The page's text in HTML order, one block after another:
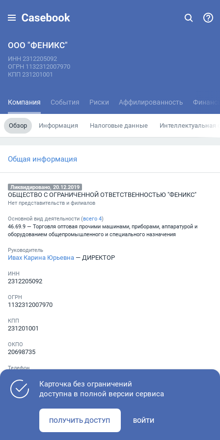
ООО "ФЕНИКС"
ИНН 2312205092
ОГРН 1132312007970
КПП 231201001
Компания События Риски Аффилированность
Обзор Информация Налоговые данные Интеллектуальная
Общая информация
Ликвидировано, 20.12.2019
ОБЩЕСТВО С ОГРАНИЧЕННОЙ ОТВЕТСТВЕННОСТЬЮ "ФЕНИКС"
Нет представительств и филиалов
Основной вид деятельности (всего 4)
46.69.9 — Торговля оптовая прочими машинами, приборами, аппаратурой и
оборудованием общепромышленного и специального назначения
Руководитель
Ивах Карина Юрьевна — ДИРЕКТОР
ИНН
2312205092
ОГРН
1132312007970
КПП
231201001
ОКПО
20698735
Телефон
Как оценить состояние компании
Карточка без ограничений
доступна в полной версии сервиса
ПОЛУЧИТЬ ДОСТУП ВОЙТИ